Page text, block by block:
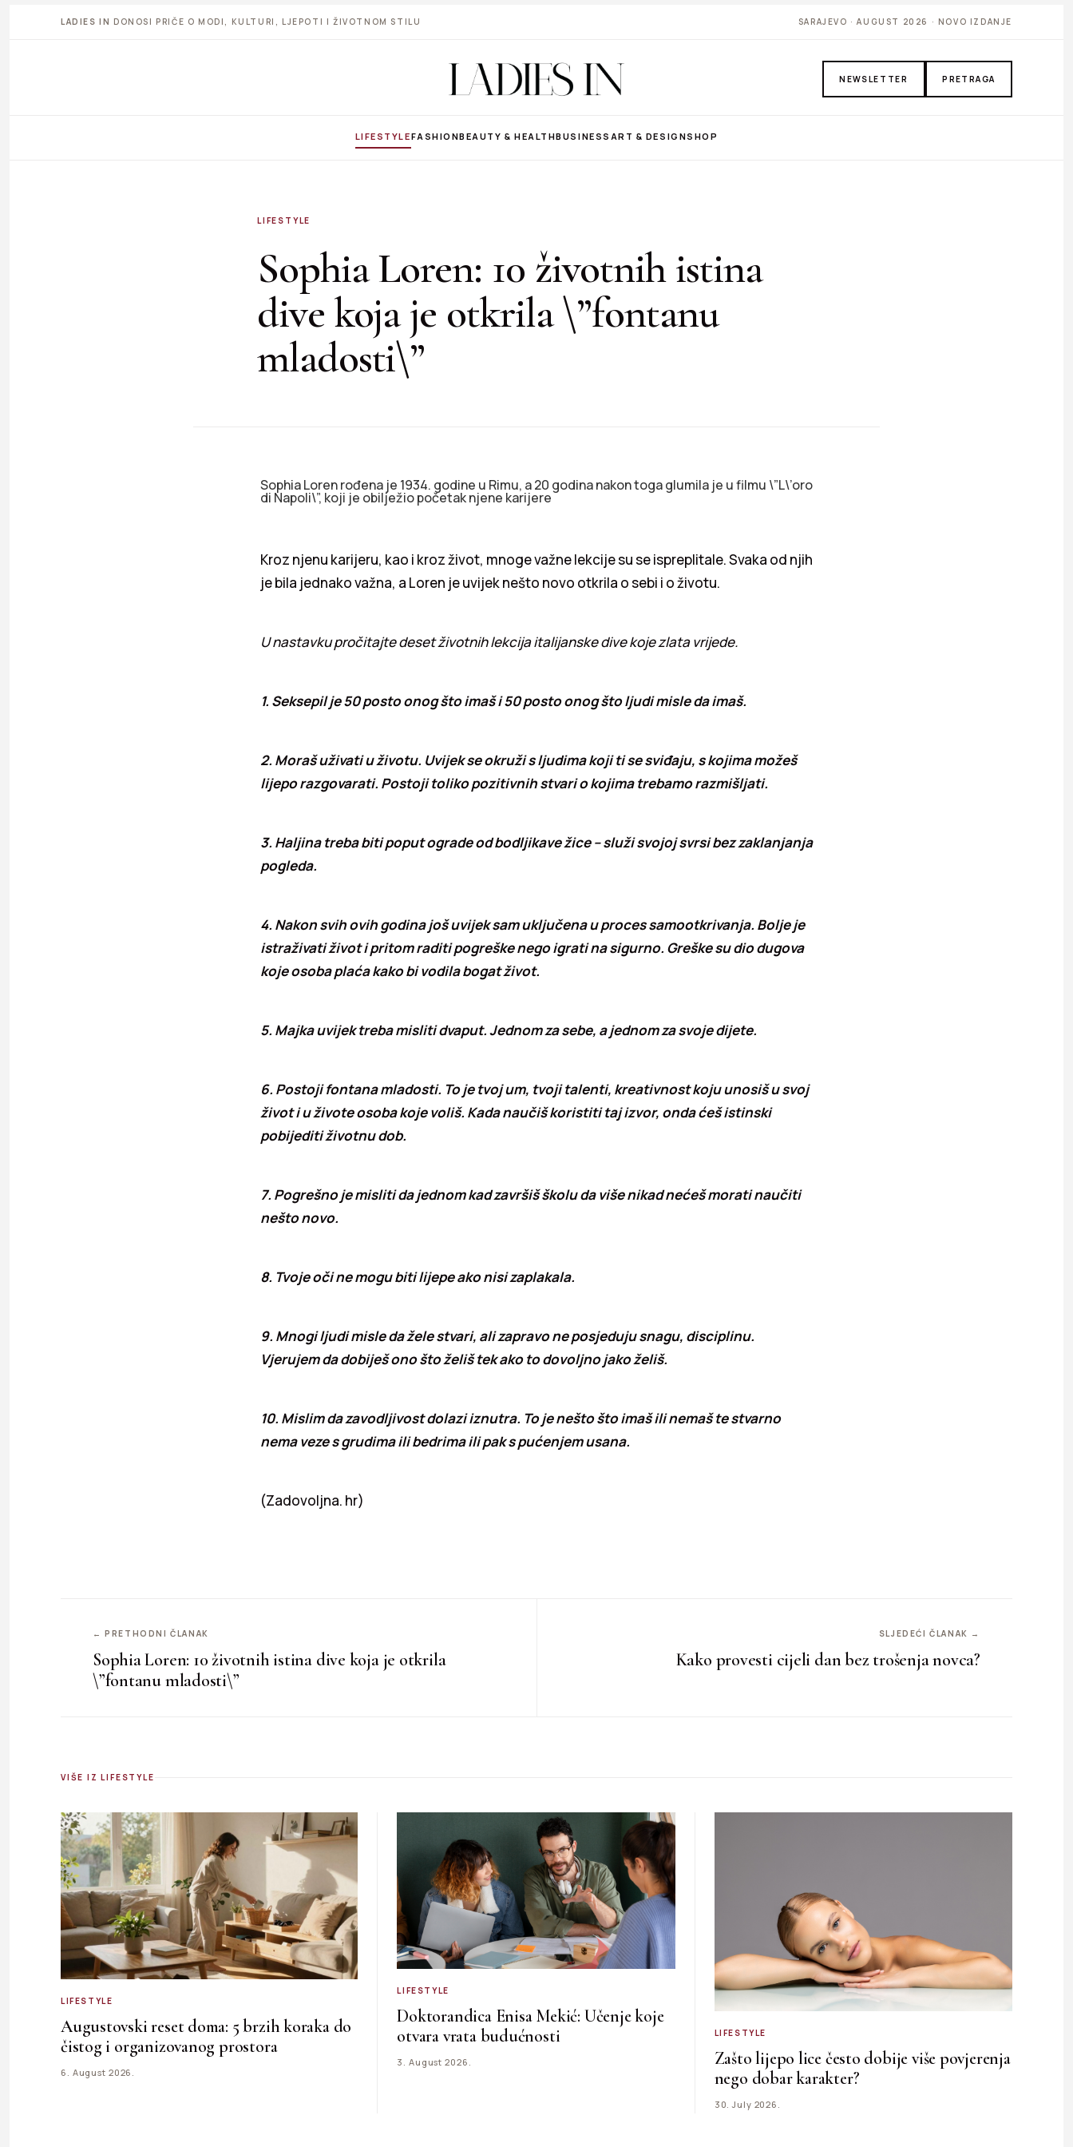
LADIES IN DONOSI PRIČE O MODI, KULTURI, LJEPOTI I ŽIVOTNOM STILU SARAJEVO · AUGUST 2026 · NOVO IZDANJE
NEWSLETTER PRETRAGA
LIFESTYLEFASHIONBEAUTY & HEALTHBUSINESS ART & DESIGNSHOP
LIFESTYLE
Sophia Loren: 10 životnih istina
dive koja je otkrila \”fontanu
mladosti\”
Sophia Loren rođena je 1934. godine u Rimu, a 20 godina nakon toga glumila je u filmu \”L\’oro
di Napoli\”, koji je obilježio početak njene karijere
Kroz njenu karijeru, kao i kroz život, mnoge važne lekcije su se ispreplitale. Svaka od njih
je bila jednako važna, a Loren je uvijek nešto novo otkrila o sebi i o životu.
U nastavku pročitajte deset životnih lekcija italijanske dive koje zlata vrijede.
1. Seksepil je 50 posto onog što imaš i 50 posto onog što ljudi misle da imaš.
2. Moraš uživati u životu. Uvijek se okruži s ljudima koji ti se sviđaju, s kojima možeš
lijepo razgovarati. Postoji toliko pozitivnih stvari o kojima trebamo razmišljati.
3. Haljina treba biti poput ograde od bodljikave žice – služi svojoj svrsi bez zaklanjanja
pogleda.
4. Nakon svih ovih godina još uvijek sam uključena u proces samootkrivanja. Bolje je
istraživati život i pritom raditi pogreške nego igrati na sigurno. Greške su dio dugova
koje osoba plaća kako bi vodila bogat život.
5. Majka uvijek treba misliti dvaput. Jednom za sebe, a jednom za svoje dijete.
6. Postoji fontana mladosti. To je tvoj um, tvoji talenti, kreativnost koju unosiš u svoj
život i u živote osoba koje voliš. Kada naučiš koristiti taj izvor, onda ćeš istinski
pobijediti životnu dob.
7. Pogrešno je misliti da jednom kad završiš školu da više nikad nećeš morati naučiti
nešto novo.
8. Tvoje oči ne mogu biti lijepe ako nisi zaplakala.
9. Mnogi ljudi misle da žele stvari, ali zapravo ne posjeduju snagu, disciplinu.
Vjerujem da dobiješ ono što želiš tek ako to dovoljno jako želiš.
10. Mislim da zavodljivost dolazi iznutra. To je nešto što imaš ili nemaš te stvarno
nema veze s grudima ili bedrima ili pak s pućenjem usana.
(Zadovoljna. hr)
← PRETHODNI ČLANAK
Sophia Loren: 10 životnih istina dive koja je otkrila
\”fontanu mladosti\”
SLJEDEĆI ČLANAK →
Kako provesti cijeli dan bez trošenja novca?
VIŠE IZ LIFESTYLE
LIFESTYLE
Augustovski reset doma: 5 brzih koraka do
čistog i organizovanog prostora
6. August 2026.
LIFESTYLE
Doktorandica Enisa Mekić: Učenje koje
otvara vrata budućnosti
3. August 2026.
LIFESTYLE
Zašto lijepo lice često dobije više povjerenja
nego dobar karakter?
30. July 2026.